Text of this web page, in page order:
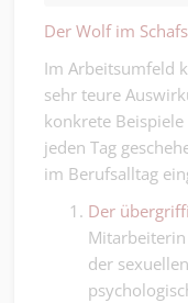
Der Wolf im
Im Arbeitsumfeld
sehr teure
konkrete
jeden Tag
im Berufsalltag
Der
der